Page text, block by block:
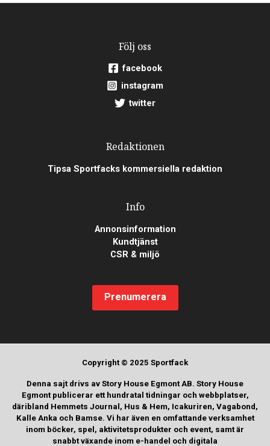
Följ oss
facebook
instagram
twitter
Redaktionen
Tipsa Sportfacks kommersiella redaktion
Info
Annonsinformation
Kundtjänst
CSR & miljö
Prenumerera
Copyright © 2025 Sportfack
Denna sajt drivs av Story House Egmont AB. Story House
Egmont publicerar ett hundratal tidningar och webbplatser,
däribland Hemmets Journal, Hus & Hem, Icakuriren, Vagabond,
Kalle Anka och Bamse. Vi har även en omfattande verksamhet
inom böcker, spel, aktivitetsprodukter och event, samt är
snabbt växande inom e-handel och digitala